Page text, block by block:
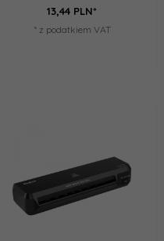
13,44 PLN*
* z podatkiem VAT